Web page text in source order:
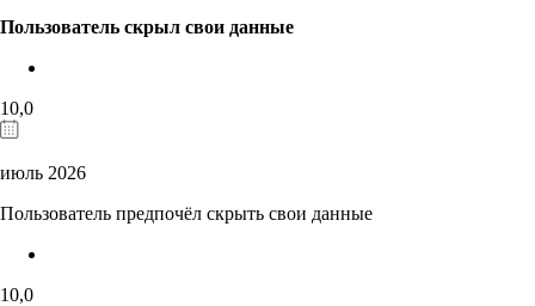
Пользователь скрыл свои данные
10,0
июль 2026
Пользователь предпочёл скрыть свои данные
10,0